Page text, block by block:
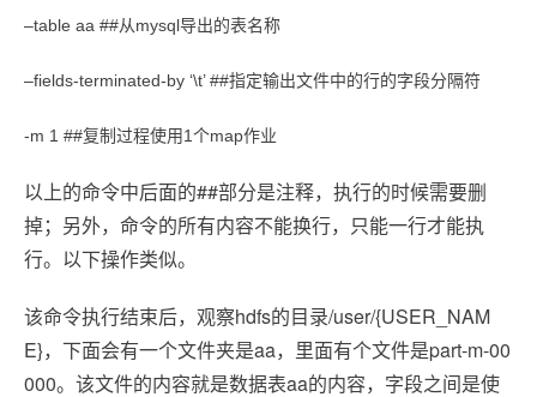
–table aa ##从mysql导出的表名称
–fields-terminated-by ‘\t’ ##指定输出文件中的行的字段分隔符
-m 1 ##复制过程使用1个map作业
以上的命令中后面的##部分是注释，执行的时候需要删
掉；另外，命令的所有内容不能换行，只能一行才能执
行。以下操作类似。
该命令执行结束后，观察hdfs的目录/user/{USER_NAM
E}，下面会有一个文件夹是aa，里面有个文件是part-m-00
000。该文件的内容就是数据表aa的内容，字段之间是使